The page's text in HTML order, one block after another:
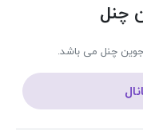
چنل
چنل می باشد.